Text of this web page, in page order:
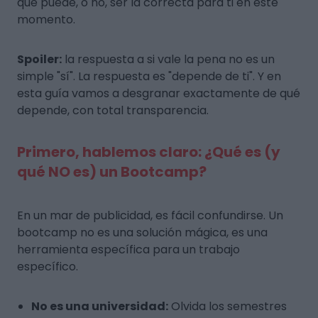
momento.
Spoiler: la respuesta a si vale la pena no es un
simple "sí". La respuesta es "depende de ti". Y en
esta guía vamos a desgranar exactamente de qué
depende, con total transparencia.
Primero, hablemos claro: ¿Qué es (y
qué NO es) un Bootcamp?
En un mar de publicidad, es fácil confundirse. Un
bootcamp no es una solución mágica, es una
herramienta específica para un trabajo
específico.
No es una universidad: Olvida los semestres